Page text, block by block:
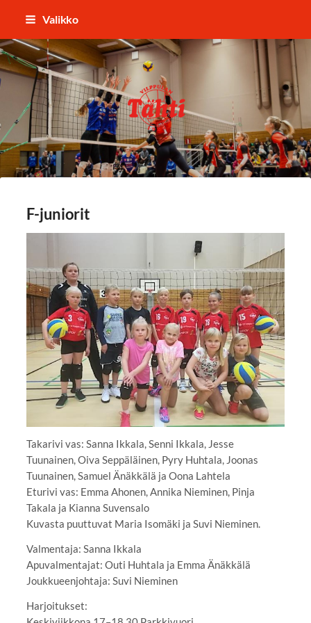
Siirry
sisältöön
Valikko
Vilppulan Tähti ry
F-juniorit
Takarivi vas: Sanna Ikkala, Senni Ikkala, Jesse
Tuunainen, Oiva Seppäläinen, Pyry Huhtala, Joonas
Tuunainen, Samuel Änäkkälä ja Oona Lahtela
Eturivi vas: Emma Ahonen, Annika Nieminen, Pinja
Takala ja Kianna Suvensalo
Kuvasta puuttuvat Maria Isomäki ja Suvi Nieminen.
Valmentaja: Sanna Ikkala
Apuvalmentajat: Outi Huhtala ja Emma Änäkkälä
Joukkueenjohtaja: Suvi Nieminen
Harjoitukset: